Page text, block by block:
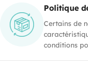
Politique
Certains de
conditions